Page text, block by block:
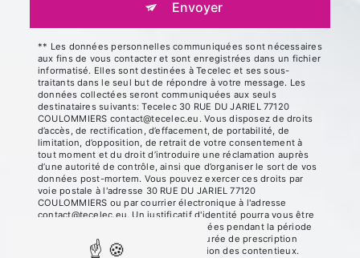
Envoyer
** Les données personnelles communiquées sont nécessaires
aux fins de vous contacter et sont enregistrées dans un fichier
informatisé. Elles sont destinées à Tecelec et ses sous-
traitants dans le seul but de répondre à votre message. Les
données collectées seront communiquées aux seuls
destinataires suivants: Tecelec 30 RUE DU JARIEL 77120
COULOMMIERS contact@tecelec.eu. Vous disposez de droits
d’accès, de rectification, d’effacement, de portabilité, de
limitation, d’opposition, de retrait de votre consentement à
tout moment et du droit d’introduire une réclamation auprès
d’une autorité de contrôle, ainsi que d’organiser le sort de vos
données post-mortem. Vous pouvez exercer ces droits par
voie postale à l'adresse 30 RUE DU JARIEL 77120
COULOMMIERS ou par courrier électronique à l'adresse
contact@tecelec.eu. Un justificatif d'identité pourra vous être
demandé. Nous conservons vos données pendant la période
de prise de contact puis pendant la durée de prescription
légale aux fins probatoires et de gestion des contentieux.